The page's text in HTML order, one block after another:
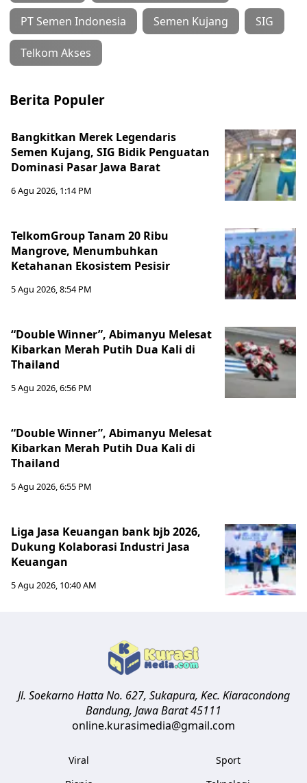
PT Semen Indonesia Semen Kujang SIG
Telkom Akses
Berita Populer
Bangkitkan Merek Legendaris
Semen Kujang, SIG Bidik Penguatan
Dominasi Pasar Jawa Barat
6 Agu 2026, 1:14 PM
TelkomGroup Tanam 20 Ribu
Mangrove, Menumbuhkan
Ketahanan Ekosistem Pesisir
5 Agu 2026, 8:54 PM
“Double Winner”, Abimanyu Melesat
Kibarkan Merah Putih Dua Kali di
Thailand
5 Agu 2026, 6:56 PM
“Double Winner”, Abimanyu Melesat
Kibarkan Merah Putih Dua Kali di
Thailand
5 Agu 2026, 6:55 PM
Liga Jasa Keuangan bank bjb 2026,
Dukung Kolaborasi Industri Jasa
Keuangan
5 Agu 2026, 10:40 AM
Jl. Soekarno Hatta No. 627, Sukapura, Kec. Kiaracondong
Bandung, Jawa Barat45111
online.kurasimedia@gmail.com
Viral
Sport